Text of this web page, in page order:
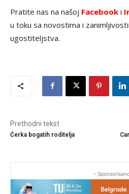
Pratite nas na našoj Facebook i
u toku sa novostima i
ugostiteljstva.
Prethodni tekst
Ćerka bogatih roditelja
-